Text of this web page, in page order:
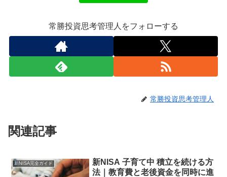
常勝投資思考管理人をフォローする
常勝投資思考管理人
関連記事
新NISA完全ガイド
新NISA 子育て中 積立を続ける方
法｜教育費と老後資金を同時に進